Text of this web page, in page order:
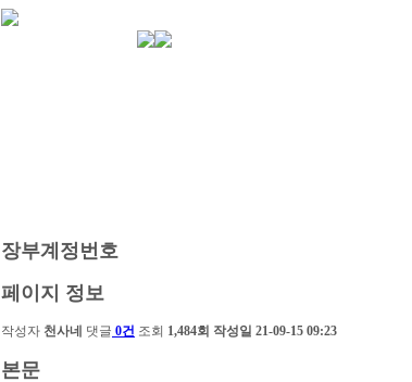
장부계정번호
페이지 정보
작성자 천사네 댓글 0건 조회 1,484회 작성일 21-09-15 09:23
본문